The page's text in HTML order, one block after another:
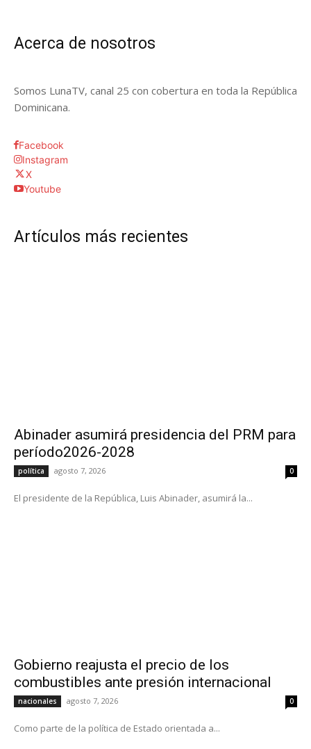
Acerca de nosotros
Somos LunaTV, canal 25 con cobertura en toda la República
Dominicana.
Facebook
Instagram
X
Youtube
Artículos más recientes
Abinader asumirá presidencia del PRM para
período2026-2028
política agosto 7, 2026 0
El presidente de la República, Luis Abinader, asumirá la...
Gobierno reajusta el precio de los
combustibles ante presión internacional
nacionales agosto 7, 2026 0
Como parte de la política de Estado orientada a...